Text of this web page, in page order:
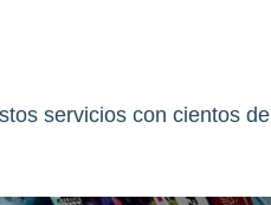
servicios con cientos de